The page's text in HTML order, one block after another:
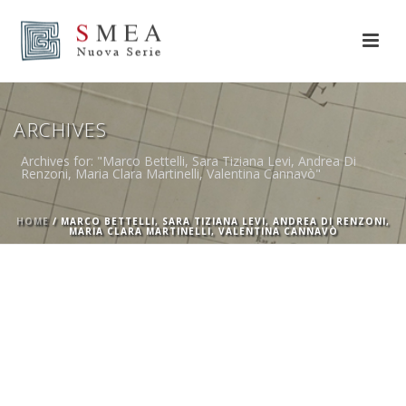
ARCHIVES
Archives for: "Marco Bettelli, Sara Tiziana Levi, Andrea Di
Renzoni, Maria Clara Martinelli, Valentina Cannavò"
HOME/ MARCO BETTELLI, SARA TIZIANA LEVI, ANDREA DI RENZONI,
MARIA CLARA MARTINELLI, VALENTINA CANNAVÒ